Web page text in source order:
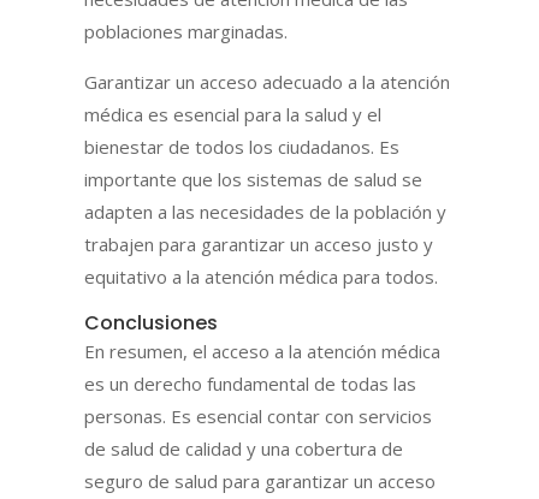
poblaciones marginadas.
Garantizar un acceso adecuado a la atención
médica es esencial para la salud y el
bienestar de todos los ciudadanos. Es
importante que los sistemas de salud se
adapten a las necesidades de la población y
trabajen para garantizar un acceso justo y
equitativo a la atención médica para todos.
Conclusiones
En resumen, el acceso a la atención médica
es un derecho fundamental de todas las
personas. Es esencial contar con servicios
de salud de calidad y una cobertura de
seguro de salud para garantizar un acceso